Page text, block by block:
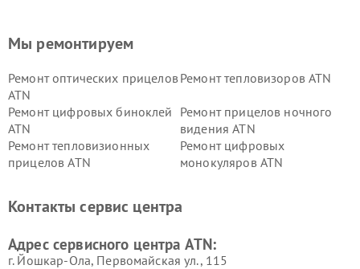
Мы ремонтируем
Ремонт оптических прицелов
ATN
Ремонт тепловизоров ATN
Ремонт цифровых биноклей
ATN
Ремонт прицелов ночного
видения ATN
Ремонт тепловизионных
прицелов ATN
Ремонт цифровых
монокуляров ATN
Контакты сервис центра
Адрес сервисного центра ATN:
г. Йошкар-Ола, Первомайская ул., 115